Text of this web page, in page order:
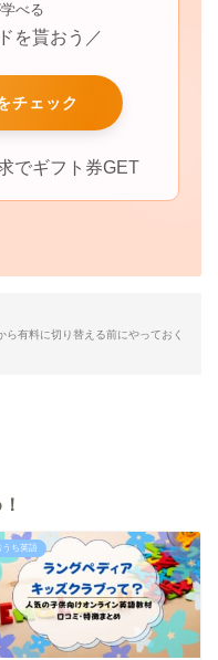
べる
を貰おう／
チェック
でギフト券GET
有料に切り替える前にやっておく
うち英語